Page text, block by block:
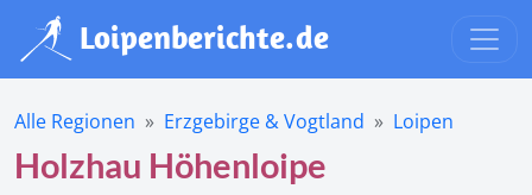
Alle Regionen Erzgebirge & Vogtland Loipen
Holzhau Höhenloipe